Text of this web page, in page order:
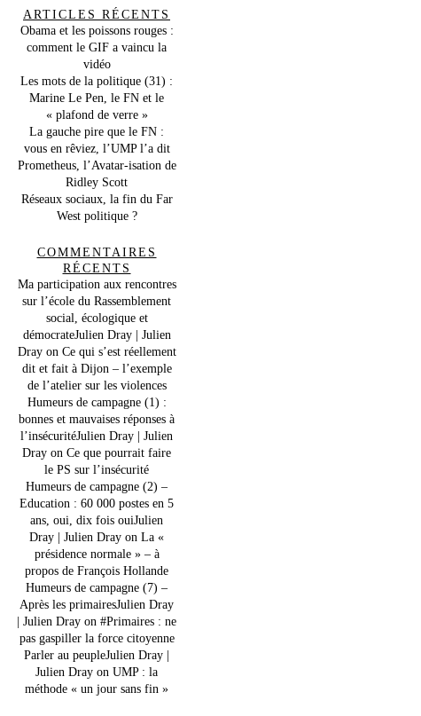
ARTICLES RÉCENTS
Obama et les poissons rouges :
comment le GIF a vaincu la
vidéo
Les mots de la politique (31) :
Marine Le Pen, le FN et le
« plafond de verre »
La gauche pire que le FN :
vous en rêviez, l’UMP l’a dit
Prometheus, l’Avatar-isation de
Ridley Scott
Réseaux sociaux, la fin du Far
West politique ?
COMMENTAIRES
RÉCENTS
Ma participation aux rencontres
sur l’école du Rassemblement
social, écologique et
démocrateJulien Dray | Julien
Drayon Ce qui s’est réellement
dit et fait à Dijon – l’exemple
de l’atelier sur les violences
Humeurs de campagne (1) :
bonnes et mauvaises réponses à
l’insécuritéJulien Dray | Julien
Dray on Ce que pourrait faire
le PS sur l’insécurité
Humeurs de campagne (2) –
Education : 60 000 postes en 5
ans, oui, dix fois ouiJulien
Dray | Julien Dray on La «
présidence normale » – à
propos de François Hollande
Humeurs de campagne (7) –
Après les primairesJulien Dray
| Julien Dray on #Primaires : ne
pas gaspiller la force citoyenne
Parler au peupleJulien Dray |
Julien Dray on UMP : la
méthode « un jour sans fin »